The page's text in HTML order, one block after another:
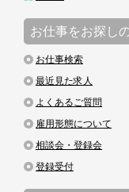
お仕事をお探し
お仕事検索
最近見た求人
よくあるご質問
雇用形態について
相談会・登録会
登録受付